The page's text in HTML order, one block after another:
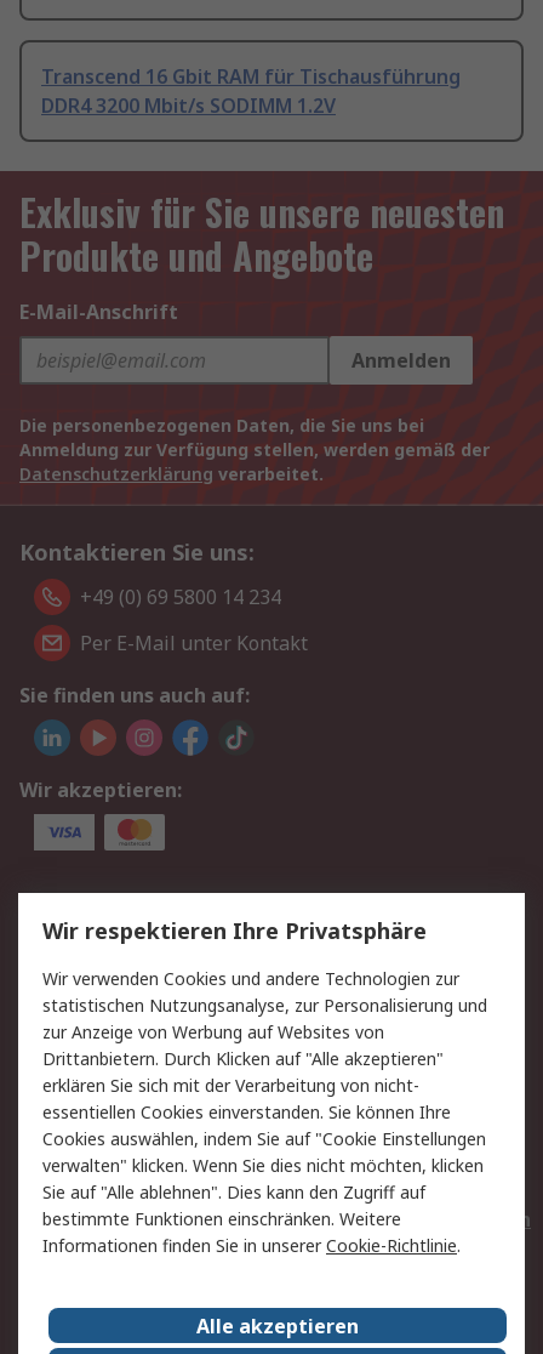
Transcend 16 Gbit RAM für Tischausführung
DDR4 3200 Mbit/s SODIMM 1.2V
Exklusiv für Sie unsere neuesten
Produkte und Angebote
E-Mail-Anschrift
Anmelden
Die personenbezogenen Daten, die Sie uns bei
Anmeldung zur Verfügung stellen, werden gemäß der
Datenschutzerklärung verarbeitet.
Kontaktieren Sie uns:
+49 (0) 69 5800 14 234
Per E-Mail unter Kontakt
Sie finden uns auch auf:
Wir akzeptieren:
Service
Value Added Services
Lieferlösungen
Rücksendungen
Kontakt
Hilfe
Privatkunden
Rechtliches
AGB
Datenschutz
Cookie-Richtlinie
Zahlungsbedingungen
Copyright/Impressum
Entsorgung
Elektrogeräte/Batterien
RS weltweit
Wir respektieren Ihre Privatsphäre
Wir verwenden Cookies und andere Technologien zur
statistischen Nutzungsanalyse, zur Personalisierung und
zur Anzeige von Werbung auf Websites von
Drittanbietern. Durch Klicken auf "Alle akzeptieren"
erklären Sie sich mit der Verarbeitung von nicht-
essentiellen Cookies einverstanden. Sie können Ihre
Cookies auswählen, indem Sie auf "Cookie Einstellungen
verwalten" klicken. Wenn Sie dies nicht möchten, klicken
Sie auf "Alle ablehnen". Dies kann den Zugriff auf
bestimmte Funktionen einschränken. Weitere
Informationen finden Sie in unsererCookie-Richtlinie.
Alle akzeptieren